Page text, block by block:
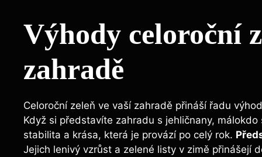
Výhody celoroční
zahradě
Celoroční‍ zeleň ve vaší zahradě přináší⁣ řadu
Když si představíte zahradu s jehličnany,
stabilita a krása, která je provází po celý rok.
Jejich lenivý vzrůst a⁢ zelené listy v zimě přinášejí